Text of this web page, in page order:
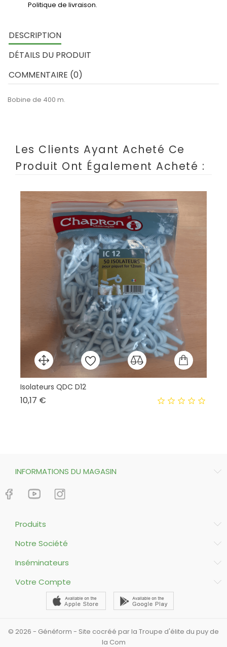
Politique de livraison.
DESCRIPTION
DÉTAILS DU PRODUIT
COMMENTAIRE (0)
Bobine de 400 m.
Les Clients Ayant Acheté Ce
Produit Ont Également Acheté :
Isolateurs QDC D12
10,17 €
INFORMATIONS DU MAGASIN
Produits
Notre Société
Inséminateurs
Votre Compte
© 2026 - Généform - Site cocréé par la Troupe d'élite du puy de
la Com